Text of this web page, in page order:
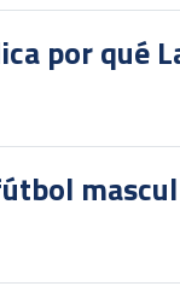
por qué